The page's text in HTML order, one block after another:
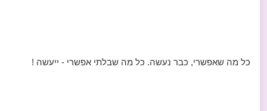
כל מה שאפשרי, כבר נעשה. כל מה שבלתי אפשרי - ייעשה !